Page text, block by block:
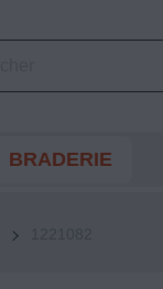
BRADERIE